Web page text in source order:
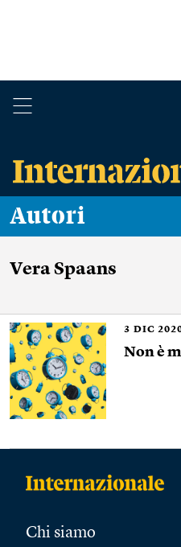
Autori
Vera Spaans
3 DIC
Non è
Chi siamo